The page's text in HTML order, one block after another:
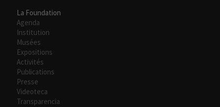
La Foundation
Agenda
Institution
Musées
Expositions
Activités
Publications
Presse
Videoteca
Transparencia